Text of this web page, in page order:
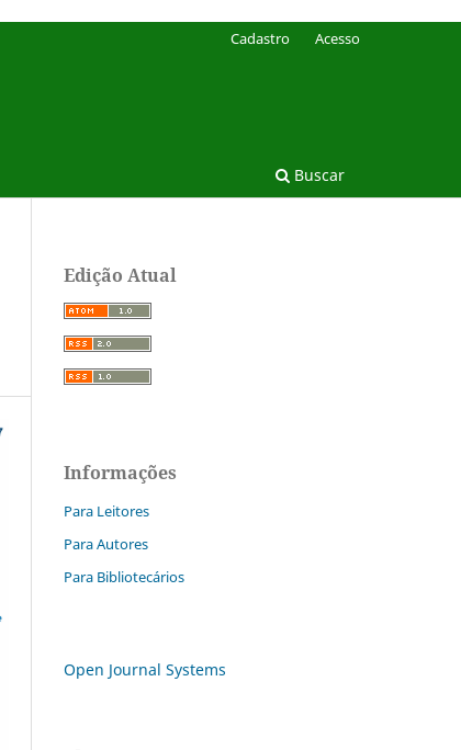
Buscar
Cadastro Acesso
Edição Atual
Informações
Para Leitores
Para Autores
Para Bibliotecários
Open Journal Systems